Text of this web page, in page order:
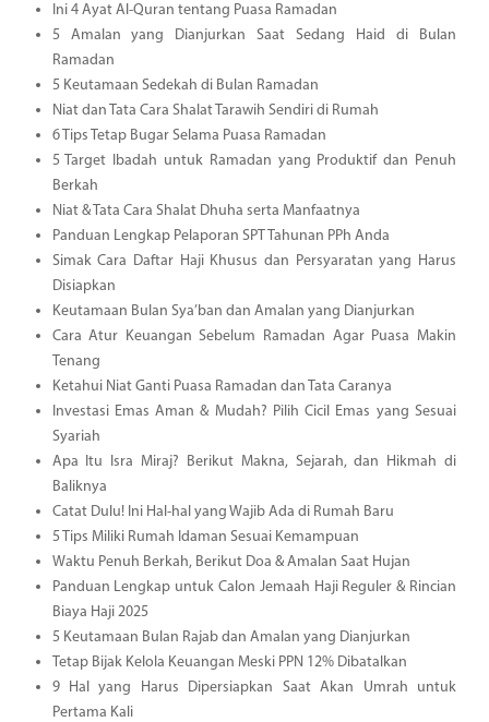
Ini 4 Ayat Al-Quran tentang Puasa Ramadan
5 Amalan yang Dianjurkan Saat Sedang Haid di Bulan
Ramadan
5 Keutamaan Sedekah di Bulan Ramadan
Niat dan Tata Cara Shalat Tarawih Sendiri di Rumah
6 Tips Tetap Bugar Selama Puasa Ramadan
5 Target Ibadah untuk Ramadan yang Produktif dan Penuh
Berkah
Niat & Tata Cara Shalat Dhuha serta Manfaatnya
Panduan Lengkap Pelaporan SPT Tahunan PPh Anda
Simak Cara Daftar Haji Khusus dan Persyaratan yang Harus
Disiapkan
Keutamaan Bulan Sya’ban dan Amalan yang Dianjurkan
Cara Atur Keuangan Sebelum Ramadan Agar Puasa Makin
Tenang
Ketahui Niat Ganti Puasa Ramadan dan Tata Caranya
Investasi Emas Aman & Mudah? Pilih Cicil Emas yang Sesuai
Syariah
Apa Itu Isra Miraj? Berikut Makna, Sejarah, dan Hikmah di
Baliknya
Catat Dulu! Ini Hal-hal yang Wajib Ada di Rumah Baru
5 Tips Miliki Rumah Idaman Sesuai Kemampuan
Waktu Penuh Berkah, Berikut Doa & Amalan Saat Hujan
Panduan Lengkap untuk Calon Jemaah Haji Reguler & Rincian
Biaya Haji 2025
5 Keutamaan Bulan Rajab dan Amalan yang Dianjurkan
Tetap Bijak Kelola Keuangan Meski PPN 12% Dibatalkan
9 Hal yang Harus Dipersiapkan Saat Akan Umrah untuk
Pertama Kali